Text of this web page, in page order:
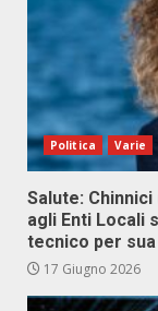
Politica Varie
Salute:
agli Enti Locali
tecnico per
17 Giugno 2026